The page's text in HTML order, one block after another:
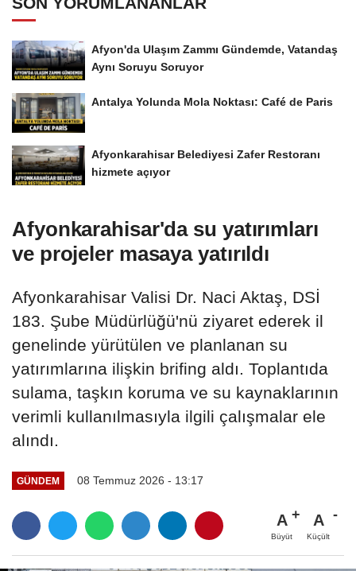
Afyon'da Ulaşım Zammı Gündemde, Vatandaş
Aynı Soruyu Soruyor
Antalya Yolunda Mola Noktası: Café de Paris
Afyonkarahisar Belediyesi Zafer Restoranı
hizmete açıyor
Afyonkarahisar'da su yatırımları
ve projeler masaya yatırıldı
Afyonkarahisar Valisi Dr. Naci Aktaş, DSİ
183. Şube Müdürlüğü'nü ziyaret ederek il
genelinde yürütülen ve planlanan su
yatırımlarına ilişkin brifing aldı. Toplantıda
sulama, taşkın koruma ve su kaynaklarının
verimli kullanılmasıyla ilgili çalışmalar ele
alındı.
GÜNDEM 08 Temmuz 2026 - 13:17
A
Büyüt
A
Küçült